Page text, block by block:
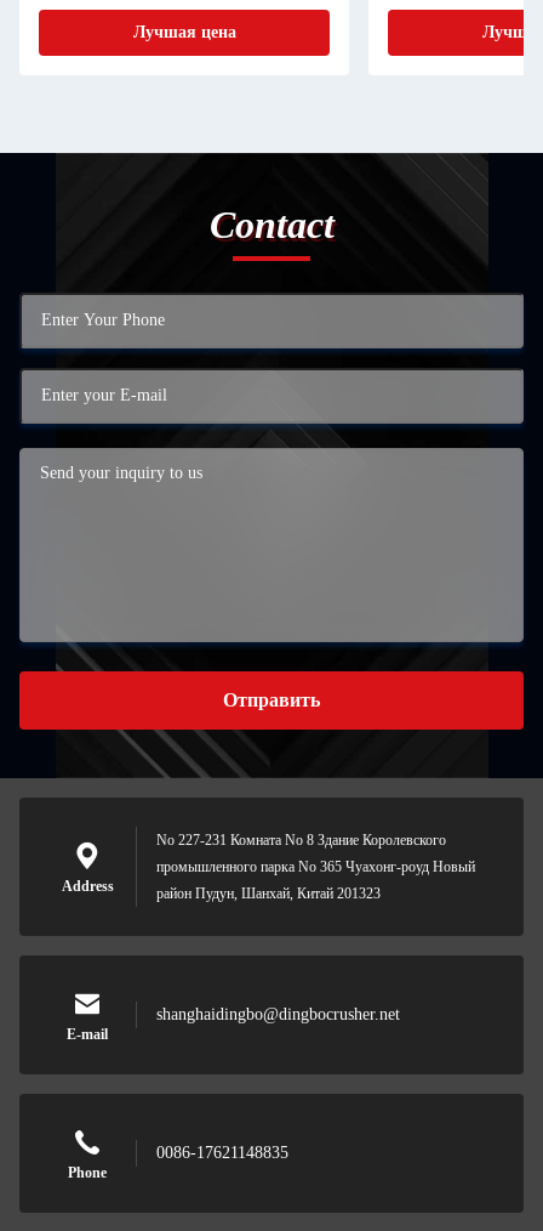
Лучшая цена
завод
Contact
Отправить
Address
No 227-231 Комната No 8 Здание Королевского
промышленного парка No 365 Чуахонг-роуд Новый
район Пудун, Шанхай, Китай 201323
E-mail
shanghaidingbo@dingbocrusher.net
Phone
0086-17621148835